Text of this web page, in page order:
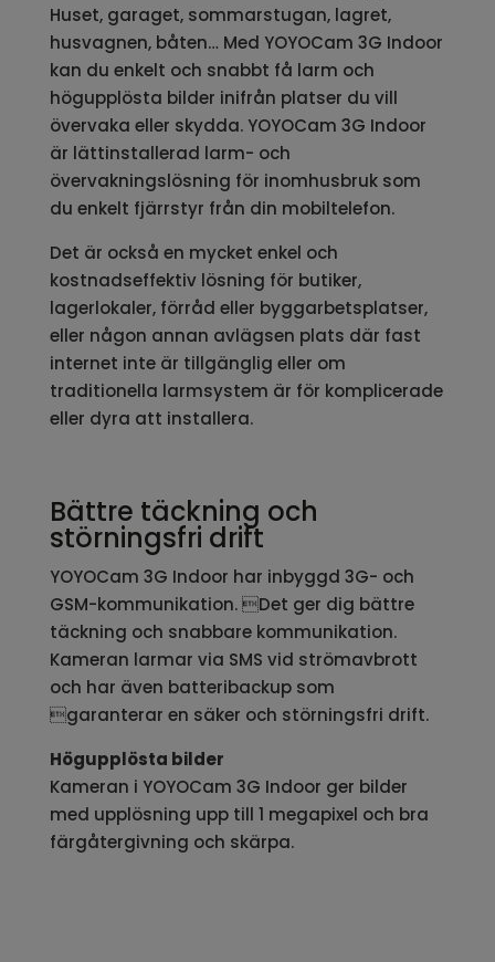
Huset, garaget, sommarstugan, lagret,
husvagnen, båten… Med YOYOCam 3G Indoor
kan du enkelt och snabbt få larm och
högupplösta bilder inifrån platser du vill
övervaka eller skydda. YOYOCam 3G Indoor
är lättinstallerad larm- och
övervakningslösning för inomhusbruk som
du enkelt fjärrstyr från din mobiltelefon.
Det är också en mycket enkel och
kostnadseffektiv lösning för butiker,
lagerlokaler, förråd eller byggarbetsplatser,
eller någon annan avlägsen plats där fast
internet inte är tillgänglig eller om
traditionella larmsystem är för komplicerade
eller dyra att installera.
Bättre täckning och
störningsfri drift
YOYOCam 3G Indoor har inbyggd 3G- och
GSM-kommunikation. Det ger dig bättre
täckning och snabbare kommunikation.
Kameran larmar via SMS vid strömavbrott
och har även batteribackup som
garanterar en säker och störningsfri drift.
Högupplösta bilder
Kameran i YOYOCam 3G Indoor ger bilder
med upplösning upp till 1 megapixel och bra
färgåtergivning och skärpa.